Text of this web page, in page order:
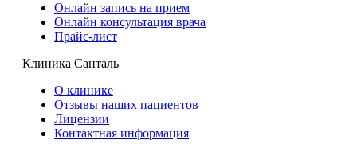
Онлайн запись на прием
Онлайн консультация врача
Прайс-лист
Клиника Санталь
О клинике
Отзывы наших пациентов
Лицензии
Контактная информация